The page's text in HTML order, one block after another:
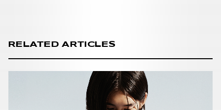
RELATED ARTICLES